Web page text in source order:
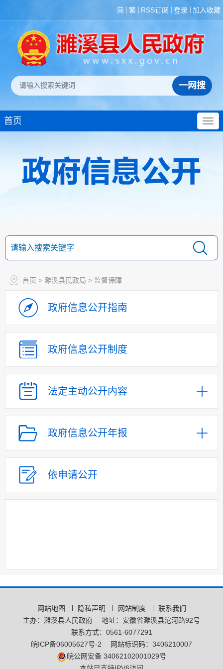
简 繁 RSS订阅 登录 加入收藏
首页
首页 > 濉溪县民政局 > 监督保障
政府信息公开指南
政府信息公开制度
法定主动公开内容
政府信息公开年报
依申请公开
网站地图 隐私声明 网站制度
联系我们
主办：濉溪县人民政府
地址：安徽省濉溪县沱河路92号
联系方式：0561-6077291
皖ICP备06005627号-2
网站标识码：3406210007
皖公网安备 34062102001029号